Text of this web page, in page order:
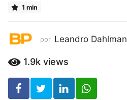
1 min
por Leandro Dahlman
1.9k views